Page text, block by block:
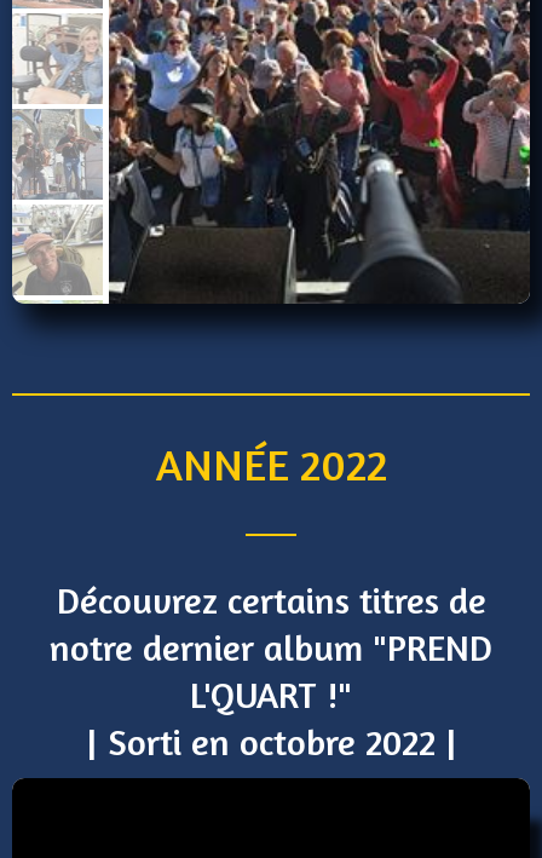
ANNÉE 2022
Découvrez certains titres de
notre dernier album "PREND
L'QUART !"
| Sorti en octobre 2022 |